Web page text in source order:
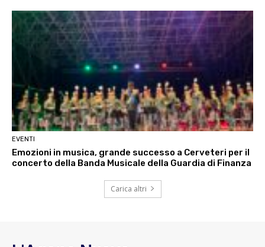
EVENTI
Emozioni in musica, grande successo a Cerveteri per il
concerto della Banda Musicale della Guardia di Finanza
Carica altri